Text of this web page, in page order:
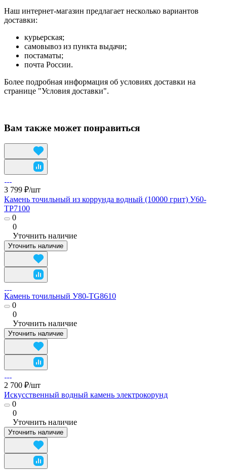
Наш интернет-магазин предлагает несколько вариантов
доставки:
курьерская;
самовывоз из пункта выдачи;
постаматы;
почта России.
Более подробная информация об условиях доставки на
странице "Условия доставки".
Вам также может понравиться
3 799 ₽/шт
Камень точильный из коррунда водный (10000 грит) У60-
TP7100
0
0
Уточнить наличие
Уточнить наличие
Камень точильный У80-TG8610
0
0
Уточнить наличие
Уточнить наличие
2 700 ₽/шт
Искусственный водный камень электрокорунд
0
0
Уточнить наличие
Уточнить наличие